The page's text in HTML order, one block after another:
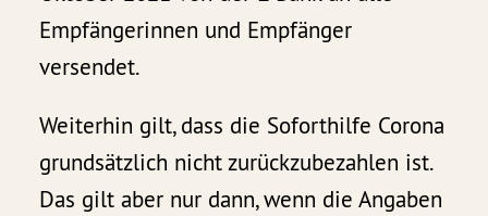
Empfängerinnen und Empfänger
versendet.
Weiterhin gilt, dass die Soforthilfe Corona
grundsätzlich nicht zurückzubezahlen ist.
Das gilt aber nur dann, wenn die Angaben